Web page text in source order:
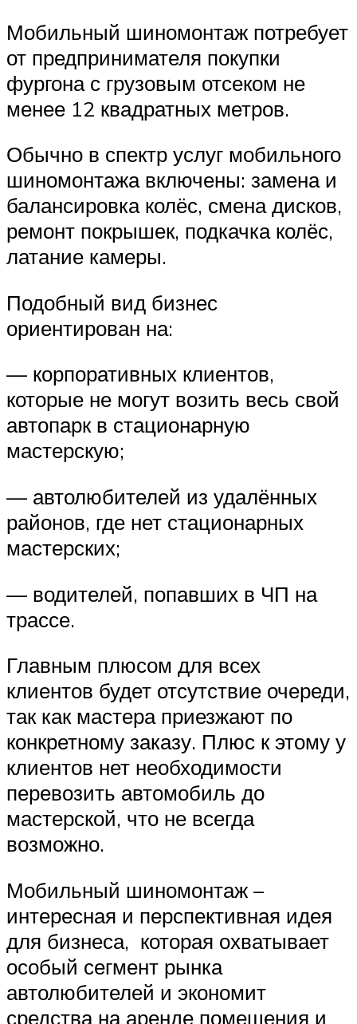
Мобильный шиномонтаж потребует
от предпринимателя покупки
фургона с грузовым отсеком не
менее 12 квадратных метров.
Обычно в спектр услуг мобильного
шиномонтажа включены: замена и
балансировка колёс, смена дисков,
ремонт покрышек, подкачка колёс,
латание камеры.
Подобный вид бизнес
ориентирован на:
— корпоративных клиентов,
которые не могут возить весь свой
автопарк в стационарную
мастерскую;
— автолюбителей из удалённых
районов, где нет стационарных
мастерских;
— водителей, попавших в ЧП на
трассе.
Главным плюсом для всех
клиентов будет отсутствие очереди,
так как мастера приезжают по
конкретному заказу. Плюс к этому у
клиентов нет необходимости
перевозить автомобиль до
мастерской, что не всегда
возможно.
Мобильный шиномонтаж –
интересная и перспективная идея
для бизнеса, которая охватывает
особый сегмент рынка
автолюбителей и экономит
средства на аренде помещения и